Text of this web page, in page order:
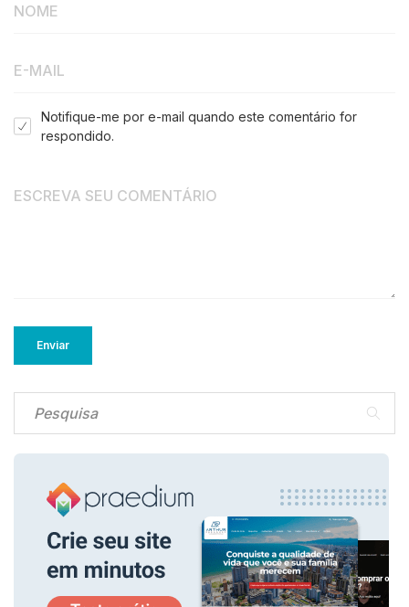
Notifique-me por e-mail quando este comentário for
respondido.